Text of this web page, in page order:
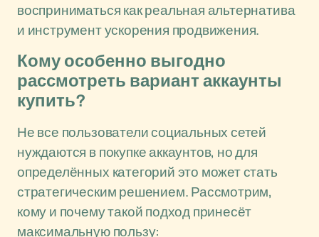
восприниматься как реальная альтернатива
и инструмент ускорения продвижения.
Кому особенно выгодно
рассмотреть вариант аккаунты
купить?
Не все пользователи социальных сетей
нуждаются в покупке аккаунтов, но для
определённых категорий это может стать
стратегическим решением. Рассмотрим,
кому и почему такой подход принесёт
максимальную пользу: